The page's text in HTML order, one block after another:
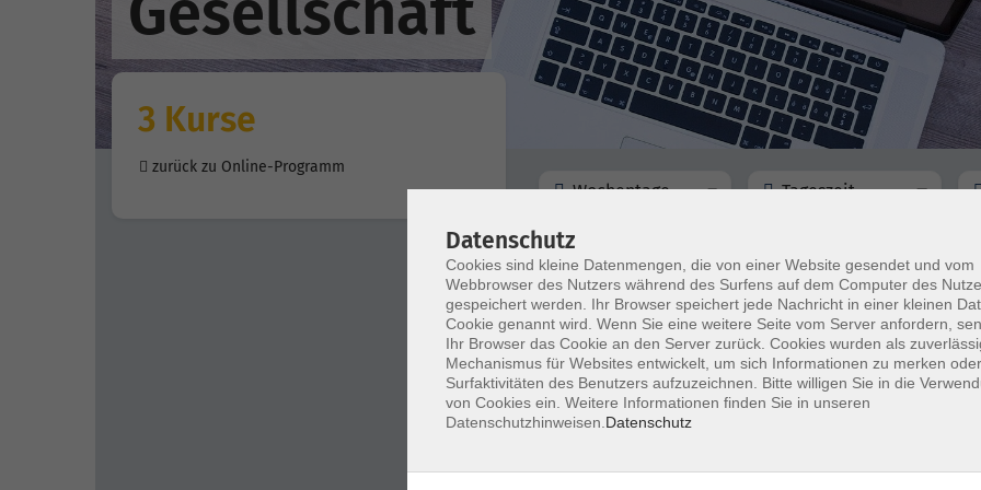
3 Kurse
zurück zu Online-Programm
Wochentage Tageszeit
nur buchbare nur beginnende
Spaziergang zu Lokalklima und
im Landkreis
Tracht, Dirndl, Lederhosen - Auf den
Online-Seminar
Datenschutz
Cookies sind kleine Datenmengen, die von einer Website gesendet und vom
Webbrowser des Nutzers während des Surfens auf dem Computer des
gespeichert werden. Ihr Browser speichert jede Nachricht in einer kleinen
Cookie genannt wird. Wenn Sie eine weitere Seite vom Server anfordern,
Ihr Browser das Cookie an den Server zurück. Cookies wurden als
Mechanismus für Websites entwickelt, um sich Informationen zu merken
Surfaktivitäten des Benutzers aufzuzeichnen. Bitte willigen Sie in die
von Cookies ein. Weitere Informationen finden Sie in unseren
Datenschutzhinweisen. Datenschutz